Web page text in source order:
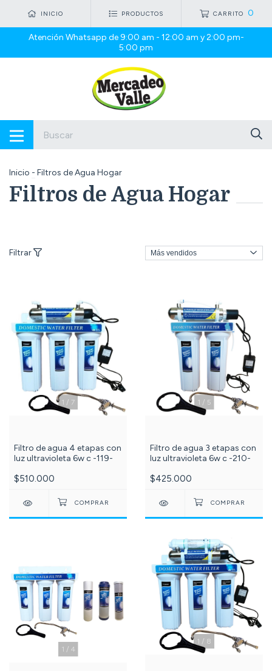
INICIO PRODUCTOS CARRITO 0
Atención Whatsapp de 9:00 am - 12:00 am y 2:00 pm-
5:00 pm
Inicio - Filtros de Agua Hogar
Filtros de Agua Hogar
Filtrar
1 / 7
Filtro de agua 4 etapas con
luz ultravioleta 6w c -119-
$510.000
1 / 5
Filtro de agua 3 etapas con
luz ultravioleta 6w c -210-
$425.000
1 / 4
1 / 8